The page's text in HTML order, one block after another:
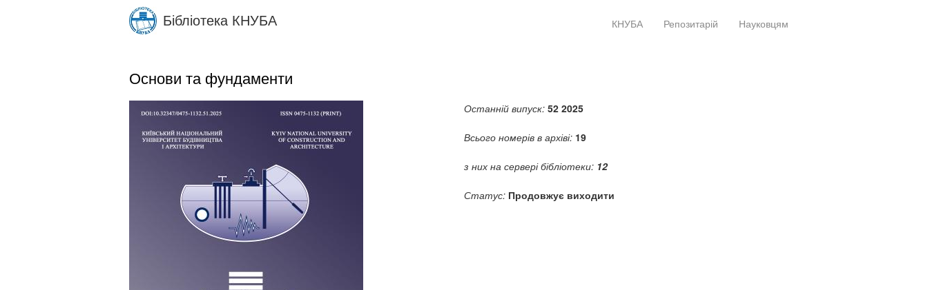
Бібліотека КНУБА КНУБА Репозитарій Науковцям
Основи та фундаменти
Останній випуск: 52 2025
Всього номерів в архіві: 19
з них на сервері бібліотеки: 12
Статус: Продовжує виходити